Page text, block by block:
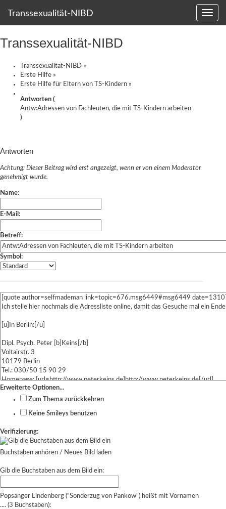
Transsexualität-NIBD
Transsexualität-NIBD
Transsexualität-NIBD »
Erste Hilfe »
Erste Hilfe für Eltern von TS-Kindern »
Antworten (
Antw:Adressen von Fachleuten, die mit TS-Kindern arbeiten
)
Antworten
Achtung: Dieser Beitrag wird erst angezeigt, wenn er von einem Moderator
genehmigt wurde.
Name:
E-Mail:
Betreff:
Symbol:
Erweiterte Optionen...
Zum Thema zurückkehren
Keine Smileys benutzen
Verifizierung:
Buchstaben anhören / Neues Bild laden
Gib die Buchstaben aus dem Bild ein:
Popsänger Lindenberg ("Sonderzug von Pankow") heißt mit Vornamen
.... (3 Buchstaben):